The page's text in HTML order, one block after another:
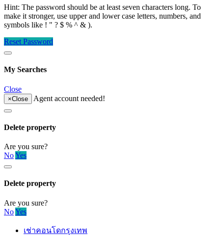
Hint: The password should be at least seven characters long. To
make it stronger, use upper and lower case letters, numbers, and
symbols like ! " ? $ % ^ & ).
Reset Password
My Searches
Close
×Close Agent account needed!
Delete property
Are you sure?
NoYes
Delete property
Are you sure?
NoYes
เช่าคอนโดกรุงเทพ